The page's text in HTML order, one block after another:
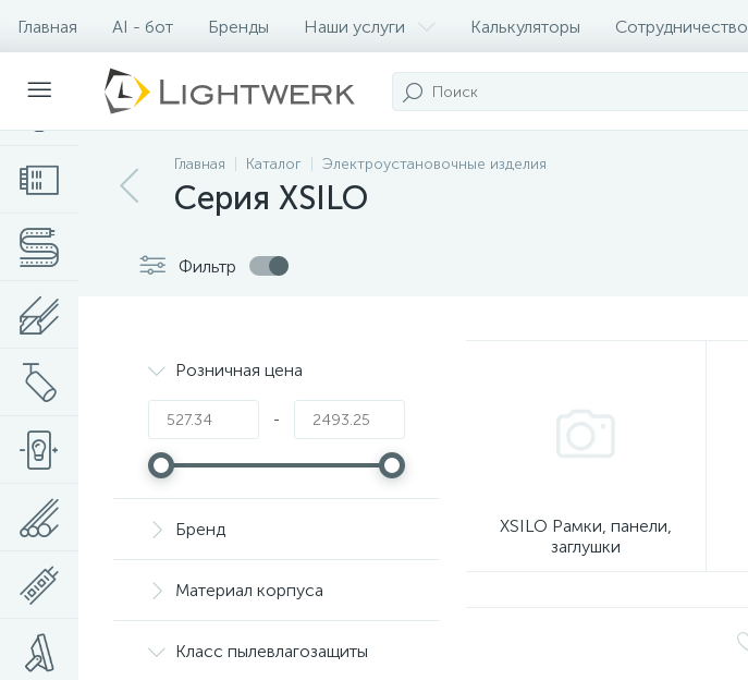
Главная AI - бот Бренды Наши услуги Калькуляторы Сотрудничество
Контакты
Главная Каталог Электроустановочные изделия
Серия XSILO
Фильтр
Розничная цена
-
Бренд
Материал корпуса
Класс пылевлагозащиты
XSILO Рамки, панели,
заглушки